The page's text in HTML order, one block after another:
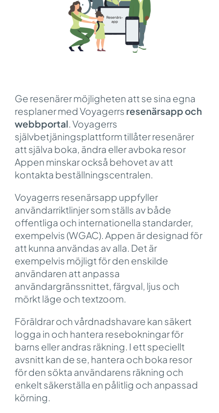
Ge resenärer möjligheten att se sina egna
resplaner medVoyagerrs resenärsapp och
webbportal. Voyagerrs
självbetjäningsplattform tillåter resenärer
att själva boka, ändra eller avboka resor
Appen minskar också behovet av att
kontakta beställningscentralen.
Voyagerrs resenärsapp uppfyller
användarriktlinjer som ställs av både
offentliga och internationella standarder,
exempelvis (WGAC). Appen är designad för
att kunna användas av alla. Det är
exempelvis möjligt för den enskilde
användaren att anpassa
användargränssnittet, färgval, ljus och
mörkt läge och textzoom.
Föräldrar och vårdnadshavare kan säkert
logga in och hantera resebokningar för
barns eller andras räkning. I ett speciellt
avsnitt kan de se, hantera och boka resor
för den sökta användarens räkning och
enkelt säkerställa en pålitlig och anpassad
körning.